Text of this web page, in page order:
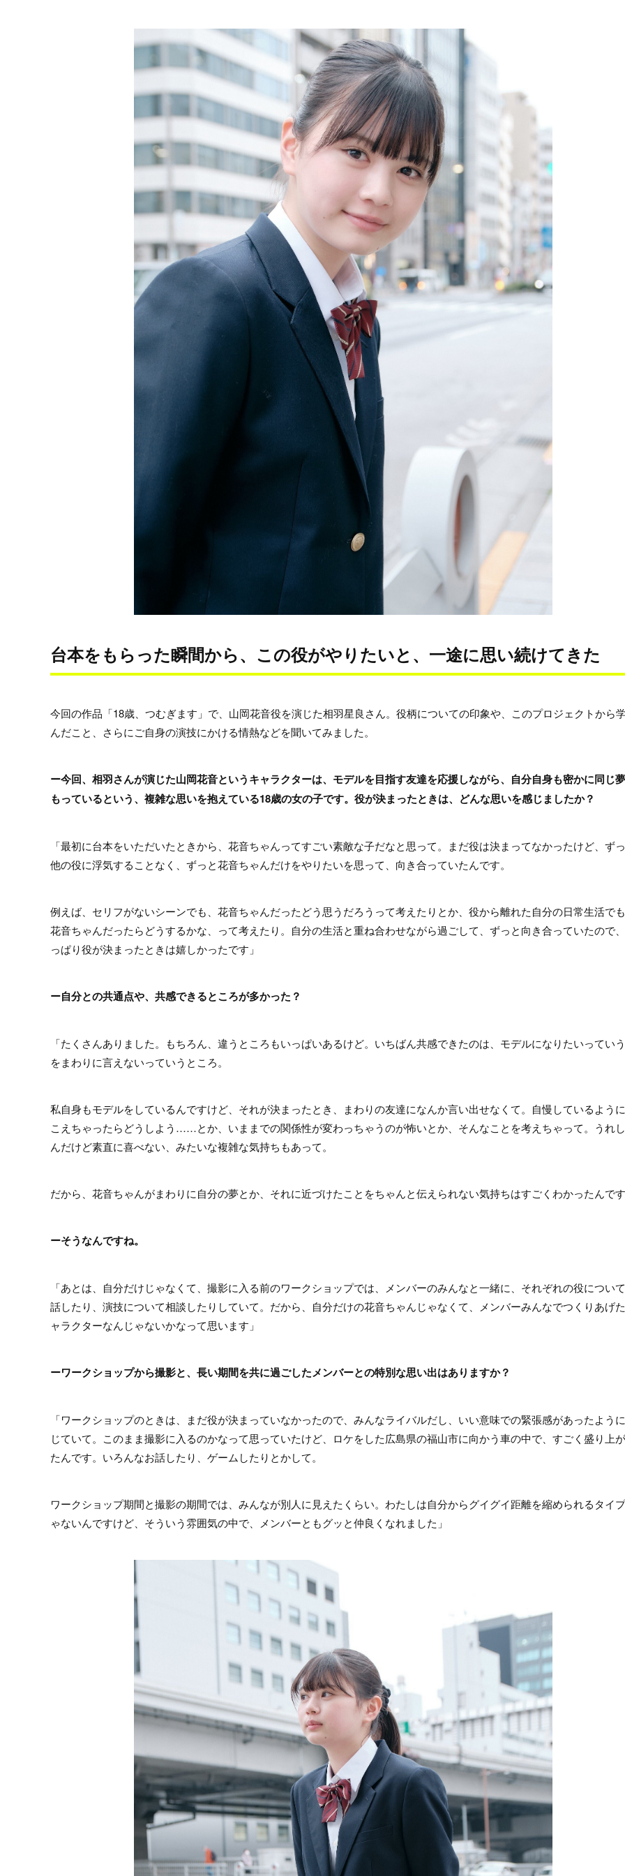
台本をもらった瞬間から、この役がやりたいと、一途に思い続けてきた
今回の作品「18歳、つむぎます」で、山岡花音役を演じた相羽星良さん。役柄についての印象や、このプロジェクトから
んだこと、さらにご自身の演技にかける情熱などを聞いてみました。
ー今回、相羽さんが演じた山岡花音というキャラクターは、モデルを目指す友達を応援しながら、自分自身も密かに同じ
もっているという、複雑な思いを抱えている18歳の女の子です。役が決まったときは、どんな思いを感じましたか？
「最初に台本をいただいたときから、花音ちゃんってすごい素敵な子だなと思って。まだ役は決まってなかったけど、ず
他の役に浮気することなく、ずっと花音ちゃんだけをやりたいを思って、向き合っていたんです。
例えば、セリフがないシーンでも、花音ちゃんだったどう思うだろうって考えたりとか、役から離れた自分の日常生活でも
花音ちゃんだったらどうするかな、って考えたり。自分の生活と重ね合わせながら過ごして、ずっと向き合っていたので
っぱり役が決まったときは嬉しかったです」
ー自分との共通点や、共感できるところが多かった？
「たくさんありました。もちろん、違うところもいっぱいあるけど。いちばん共感できたのは、モデルになりたいってい
をまわりに言えないっていうところ。
私自身もモデルをしているんですけど、それが決まったとき、まわりの友達になんか言い出せなくて。自慢しているよう
こえちゃったらどうしよう……とか、いままでの関係性が変わっちゃうのが怖いとか、そんなことを考えちゃって。うれ
んだけど素直に喜べない、みたいな複雑な気持ちもあって。
だから、花音ちゃんがまわりに自分の夢とか、それに近づけたことをちゃんと伝えられない気持ちはすごくわかったんです
ーそうなんですね。
「あとは、自分だけじゃなくて、撮影に入る前のワークショップでは、メンバーのみんなと一緒に、それぞれの役について
話したり、演技について相談したりしていて。だから、自分だけの花音ちゃんじゃなくて、メンバーみんなでつくりあげ
ャラクターなんじゃないかなって思います」
ーワークショップから撮影と、長い期間を共に過ごしたメンバーとの特別な思い出はありますか？
「ワークショップのときは、まだ役が決まっていなかったので、みんなライバルだし、いい意味での緊張感があったよう
じていて。このまま撮影に入るのかなって思っていたけど、ロケをした広島県の福山市に向かう車の中で、すごく盛り上
たんです。いろんなお話したり、ゲームしたりとかして。
ワークショップ期間と撮影の期間では、みんなが別人に見えたくらい。わたしは自分からグイグイ距離を縮められるタイ
ゃないんですけど、そういう雰囲気の中で、メンバーともグッと仲良くなれました」